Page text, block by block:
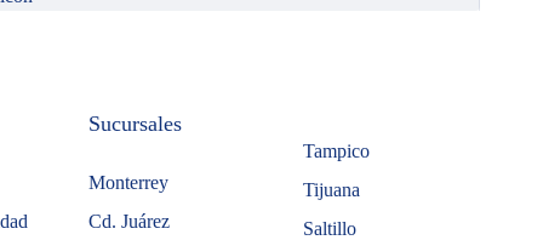
Sucursales
Monterrey
Cd. Juárez
Tampico
Tijuana
Saltillo